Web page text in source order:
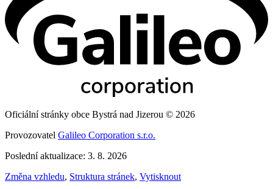
Oficiální stránky obce Bystrá nad Jizerou © 2026
Provozovatel Galileo Corporation s.r.o.
Poslední aktualizace: 3. 8. 2026
Změna vzhledu, Struktura stránek, Vytisknout